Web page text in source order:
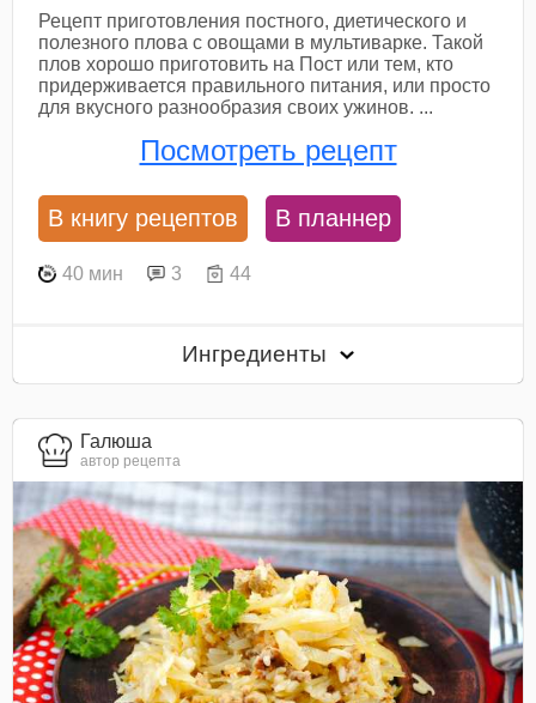
Рецепт приготовления постного, диетического и
полезного плова с овощами в мультиварке. Такой
плов хорошо приготовить на Пост или тем, кто
придерживается правильного питания, или просто
для вкусного разнообразия своих ужинов. ...
Посмотреть рецепт
В книгу рецептов В планнер
40 мин 3 44
Ингредиенты
Галюша
автор рецепта